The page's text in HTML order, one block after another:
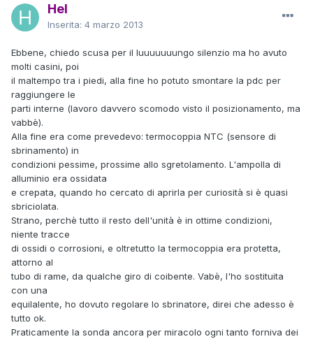
Hel
Inserita: 4 marzo 2013
Ebbene, chiedo scusa per il luuuuuuungo silenzio ma ho avuto
molti casini, poi
il maltempo tra i piedi, alla fine ho potuto smontare la pdc per
raggiungere le
parti interne (lavoro davvero scomodo visto il posizionamento, ma
vabbè).
Alla fine era come prevedevo: termocoppia NTC (sensore di
sbrinamento) in
condizioni pessime, prossime allo sgretolamento. L'ampolla di
alluminio era ossidata
e crepata, quando ho cercato di aprirla per curiosità si è quasi
sbriciolata.
Strano, perchè tutto il resto dell'unità è in ottime condizioni,
niente tracce
di ossidi o corrosioni, e oltretutto la termocoppia era protetta,
attorno al
tubo di rame, da qualche giro di coibente. Vabè, l'ho sostituita
con una
equilalente, ho dovuto regolare lo sbrinatore, direi che adesso è
tutto ok.
Praticamente la sonda ancora per miracolo ogni tanto forniva dei